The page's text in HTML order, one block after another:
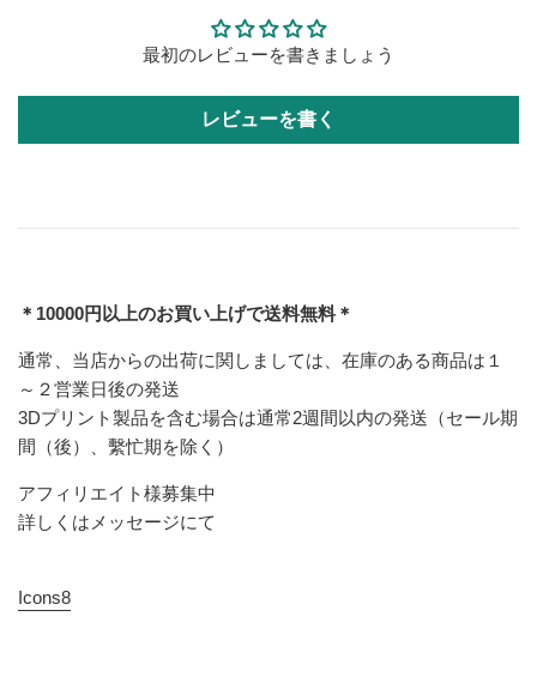
最初のレビューを書きましょう
レビューを書く
＊10000円以上のお買い上げで送料無料＊
通常、当店からの出荷に関しましては、在庫のある商品は１
～２営業日後の発送
3Dプリント製品を含む場合は通常2週間以内の発送（セール期
間（後）、繫忙期を除く）
アフィリエイト様募集中
詳しくはメッセージにて
Icons8